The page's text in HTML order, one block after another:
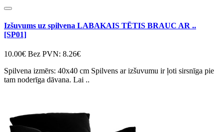
Izšuvums uz spilvena LABAKAIS TĒTIS BRAUC AR ..
[SP01]
10.00€ Bez PVN: 8.26€
Spilvena izmērs: 40x40 cm Spilvens ar izšuvumu ir ļoti sirsnīga pie
tam noderīga dāvana. Lai ..